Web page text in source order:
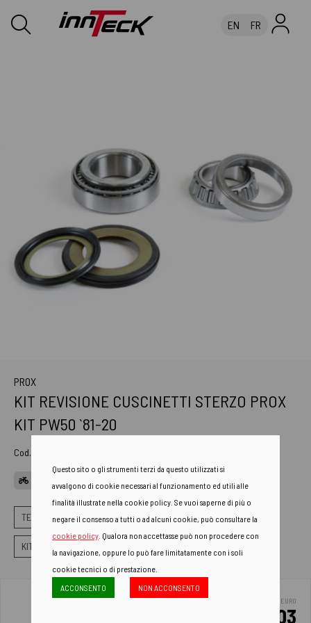
EN FR
PROX
KIT REVISIONE CUSCINETTI STERZO PROX
KIT PW50 `81-20
Cod. Art.
TELAIO REVISIONE FORCELLONE LEVERAGGI STERZO
KIT CUSCINETTI STERZO CON GUARNIZIONI
EURO
39.03
Questo sito o gli strumenti terzi da questo utilizzati si
avvalgono di cookie necessari al funzionamento ed utili alle
finalità illustrate nella cookie policy. Se vuoi saperne di più o
negare il consenso a tutti o ad alcuni cookie, può consultare la
cookie policy . Qualora non accettasse può non procedere con
la navigazione, oppure lo può fare limitatamente con i soli
cookie tecnici o di prestazione.
ACCONSENTO
NON ACCONSENTO